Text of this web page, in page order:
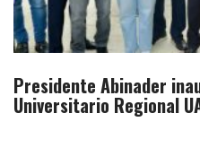
Presidente Abinader
Universitario Regional